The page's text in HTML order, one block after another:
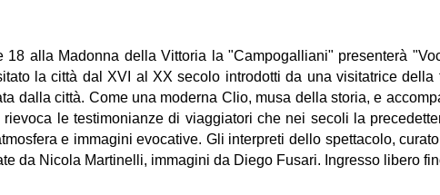
18 alla Madonna della Vittoria la "Campogalliani" presenterà
la città dal XVI al XX secolo introdotti da una visitatrice
dalla città. Come una moderna Clio, musa della storia, e
le testimonianze di viaggiatori che nei secoli la
e immagini evocative. Gli interpreti dello spettacolo,
da Nicola Martinelli, immagini da Diego Fusari. Ingresso libero